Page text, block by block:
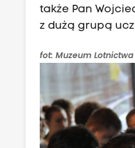
także Pan
z dużą grupą
fot: Muzeum